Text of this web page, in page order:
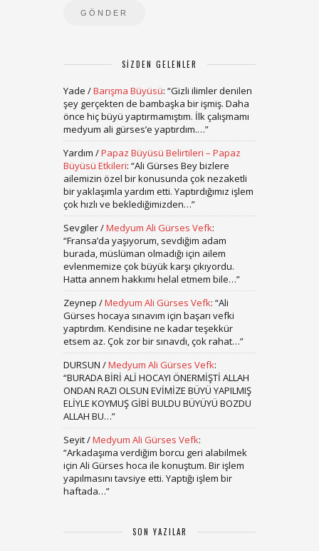
SIZDEN GELENLER
Yade /Barışma Büyüsü: “Gizli ilimler denilen
şey gerçekten de bambaşka bir işmiş. Daha
önce hiç büyü yaptırmamıştım. İlk çalışmamı
medyum ali gürses’e yaptırdım.…”
Yardım /Papaz Büyüsü Belirtileri – Papaz
Büyüsü Etkileri: “Ali Gürses Bey bizlere
ailemizin özel bir konusunda çok nezaketli
bir yaklaşımla yardım etti. Yaptırdığımız işlem
çok hızlı ve beklediğimizden…”
Sevgiler/Medyum Ali Gürses Vefk:
“Fransa’da yaşıyorum, sevdiğim adam
burada, müslüman olmadığı için ailem
evlenmemize çok büyük karşı çıkıyordu.
Hatta annem hakkımı helal etmem bile…”
Zeynep /Medyum Ali Gürses Vefk: “Ali
Gürses hocaya sınavım için başarı vefki
yaptırdım. Kendisine ne kadar teşekkür
etsem az. Çok zor bir sınavdı, çok rahat…”
DURSUN /Medyum Ali Gürses Vefk:
“BURADA BİRİ ALİ HOCAYI ÖNERMİŞTİ ALLAH
ONDAN RAZI OLSUN EVİMİZE BÜYÜ YAPILMIŞ
ELİYLE KOYMUŞ GİBİ BULDU BÜYÜYÜ BOZDU
ALLAH BU…”
Seyit/Medyum Ali Gürses Vefk:
“Arkadaşıma verdiğim borcu geri alabilmek
için Ali Gürses hoca ile konuştum. Bir işlem
yapılmasını tavsiye etti. Yaptığı işlem bir
haftada…”
SON YAZILAR